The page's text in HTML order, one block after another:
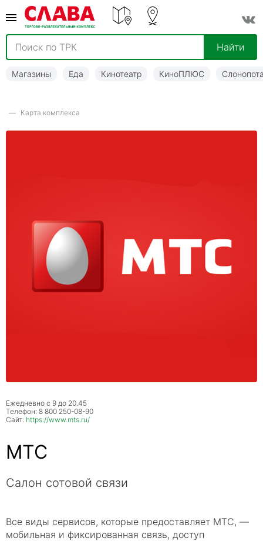
Найти
Магазины Еда Кинотеатр КиноПЛЮС
Карта комплекса
Ежедневно с 9 до 20.45
Телефон: 8 800 250-08-90
Сайт: https://www.mts.ru/
МТС
Салон сотовой связи
Все виды сервисов, которые предоставляет МТС, —
мобильная и фиксированная связь, доступ